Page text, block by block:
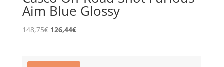
Aim Blue Glossy
148,75€ El
era:
126,44€El
es: